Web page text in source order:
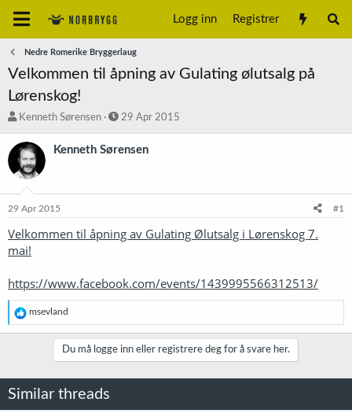
Logg inn Registrer
Nedre Romerike Bryggerlaug
Velkommen til åpning av Gulating ølutsalg på
Lørenskog!
T
å
d
s
t
r
Kenneth Sørensen
S
a
o
29 Apr 2015
Kenneth Sørensen
29 Apr 2015 #1
Velkommen til åpning av Gulating Ølutsalg i Lørenskog 7.
mai!
https://www.facebook.com/events/1439995566312513/
R
e
a
n
e
msevland
Du må logge inn eller registrere deg for å svare her.
Similar threads